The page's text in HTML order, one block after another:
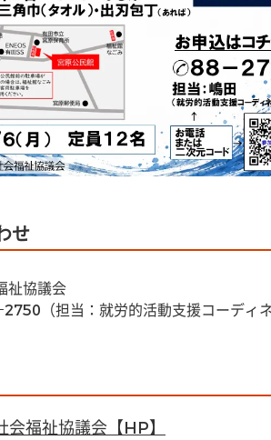
せ
祉協議会
（担当：就労的活動支援コーディネ
会福祉協議会【HP】